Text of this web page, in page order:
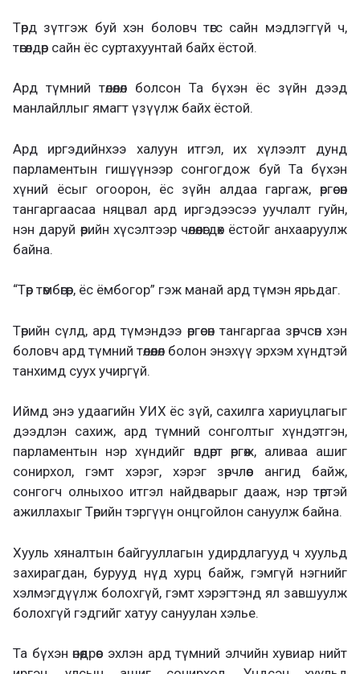
Төрд зүтгэж буй хэн боловч төгс сайн мэдлэггүй ч,
төгөлдөр сайн ёс суртахуунтай байх ёстой.
Ард түмний төлөөлөл болсон Та бүхэн ёс зүйн дээд
манлайллыг ямагт үзүүлж байх ёстой.
Ард иргэдийнхээ халуун итгэл, их хүлээлт дунд
парламентын гишүүнээр сонгогдож буй Та бүхэн
хүний ёсыг огоорон, ёс зүйн алдаа гаргаж, өргөсөн
тангаргаасаа няцвал ард иргэдээсээ уучлалт гуйн,
нэн даруй өөрийн хүсэлтээр чөлөөлөгдөх ёстойг анхааруулж
байна.
“Төр төмбөгөр, ёс ёмбогор” гэж манай ард түмэн ярьдаг.
Төрийн сүлд, ард түмэндээ өргөсөн тангаргаа зөрчсөн хэн
боловч ард түмний төлөөлөл болон энэхүү эрхэм хүндтэй
танхимд суух учиргүй.
Иймд энэ удаагийн УИХ ёс зүй, сахилга хариуцлагыг
дээдлэн сахиж, ард түмний сонголтыг хүндэтгэн,
парламентын нэр хүндийг өндөрт өргөж, аливаа ашиг
сонирхол, гэмт хэрэг, хэрэг зөрчлөөс ангид байж,
сонгогч олныхоо итгэл найдварыг дааж, нэр төртэй
ажиллахыг Төрийн тэргүүн онцгойлон сануулж байна.
Хууль хяналтын байгууллагын удирдлагууд ч хуульд
захирагдан, бурууд нүд хурц байж, гэмгүй нэгнийг
хэлмэгдүүлж болохгүй, гэмт хэрэгтэнд ял завшуулж
болохгүй гэдгийг хатуу сануулан хэлье.
Та бүхэн өнөөдрөөс эхлэн ард түмний элчийн хувиар нийт